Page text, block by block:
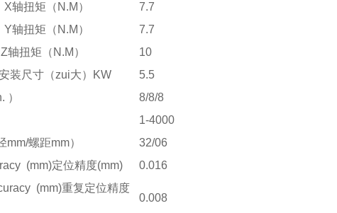
轴扭矩（N.M）
7.7
轴扭矩（N.M）
7.7
轴扭矩（N.M）
10
装尺寸（zui大）KW
5.5
8/8/8
1-4000
螺距mm） 32/06
(mm)定位精度(mm)
0.016
(mm)重复定位精度
0.008